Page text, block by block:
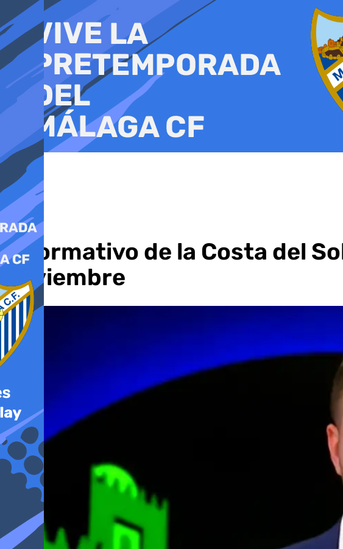
al
contenido
Informativo de la Costa del
noviembre